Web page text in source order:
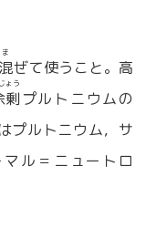
混
ま
ぜて使うこと。高
剰
ょう
プルトニウムの
プルトニウム，サ
マル＝ニュートロ